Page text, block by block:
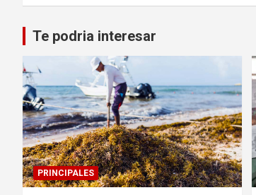
Te podria interesar
PRINCIPALES